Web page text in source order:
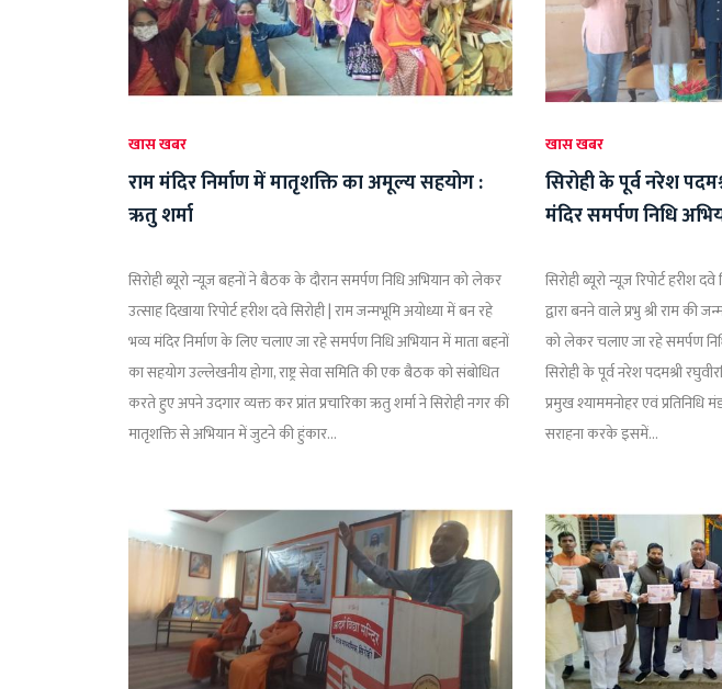
खास खबर
राम मंदिर निर्माण में मातृशक्ति का अमूल्य सहयोग :
ऋतु शर्मा
सिरोही ब्यूरो न्यूज़ बहनों ने बैठक के दौरान समर्पण निधि अभियान को लेकर
उत्साह दिखाया रिपोर्ट हरीश दवे सिरोही | राम जन्मभूमि अयोध्या में बन रहे
भव्य मंदिर निर्माण के लिए चलाए जा रहे समर्पण निधि अभियान में माता बहनों
का सहयोग उल्लेखनीय होगा, राष्ट्र सेवा समिति की एक बैठक को संबोधित
करते हुए अपने उदगार व्यक्त कर प्रांत प्रचारिका ऋतु शर्मा ने सिरोही नगर की
मातृशक्ति से अभियान में जुटने की हुंकार...
खास खबर
सिरोही के पूर्व नरेश
मंदिर समर्पण निधि
सिरोही ब्यूरो न्यूज़ रिपोर्ट हरीश दवे
द्वारा बनने वाले प्रभु श्री राम की
को लेकर चलाए जा रहे समर्पण
सिरोही के पूर्व नरेश पदमश्री
प्रमुख श्याममनोहर एवं
सराहना करके इसमें...